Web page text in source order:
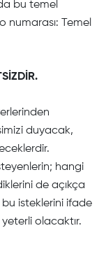
bu temel
numarası: Temel
duyacak,
hangi
de açıkça
isteklerini ifade
olacaktır.